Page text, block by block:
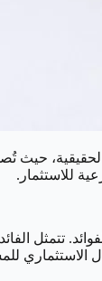
حيث
للاستثمار.
تتمثل